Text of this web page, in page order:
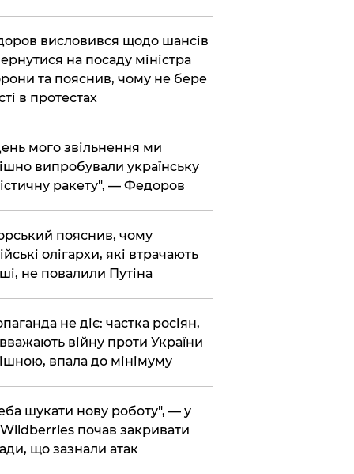
висловився щодо шансів
на посаду міністра
та пояснив, чому не бере
в протестах
мого звільнення ми
випробували українську
ракету", — Федоров
пояснив, чому
олігархи, які втрачають
не повалили Путіна
не діє: частка росіян,
війну проти України
впала до мінімуму
шукати нову роботу", — у
почав закривати
що зазнали атак